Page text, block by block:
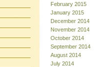
February 2015
January 2015
December 2014
November 2014
October 2014
September 2014
August 2014
July 2014